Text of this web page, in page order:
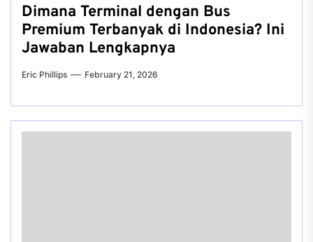
Dimana Terminal dengan Bus
Premium Terbanyak di Indonesia? Ini
Jawaban Lengkapnya
Eric Phillips February 21, 2026